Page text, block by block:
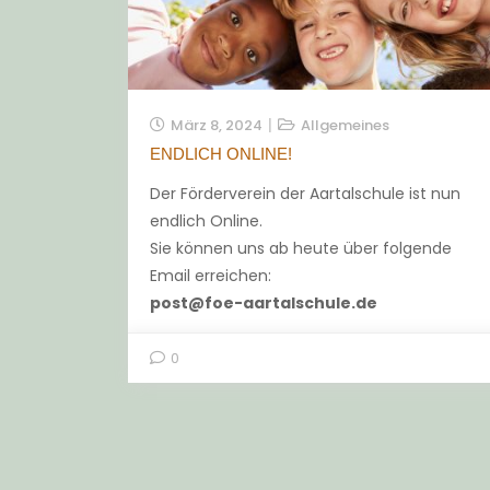
März 8, 2024 Allgemeines
ENDLICH ONLINE!
Der Förderverein der Aartalschule ist nun
endlich Online.
Sie können uns ab heute über folgende
Email erreichen:
post@foe-aartalschule.de
0